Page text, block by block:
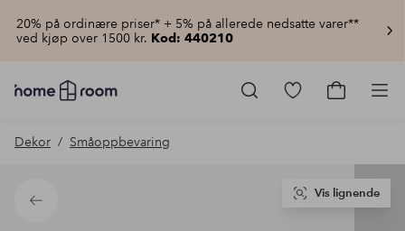
20% på ordinære priser* + 5% på allerede nedsatte varer**
ved kjøp over 1500 kr. Kod: 440210
Homeroom
–
hjemmet
pris
Gå
Gå
Dekor Småoppbevaring
Tilbake
Vis lignende